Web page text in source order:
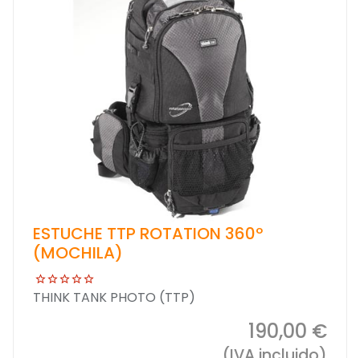
ESTUCHE TTP ROTATION 360º
(MOCHILA)
THINK TANK PHOTO (TTP)
190,00 €